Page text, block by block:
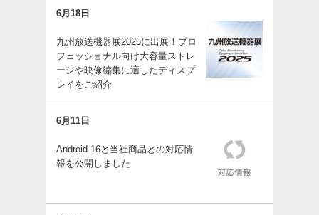
6月18日
九州放送機器展2025に出展！プロ
フェッショナル向け大容量ストレ
ージや映像編集に適したディスプ
レイをご紹介
6月11日
Android 16と当社商品との対応情
報を公開しました